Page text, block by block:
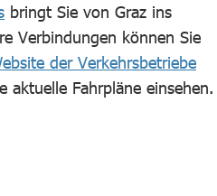
bringt Sie von Graz ins
Verbindungen können Sie
der Verkehrsbetriebe
aktuelle Fahrpläne einsehen.